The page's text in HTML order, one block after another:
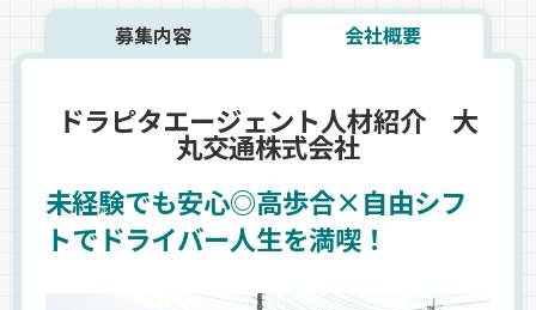
募集内容 会社概要
ドラピタエージェント人材紹介 大
丸交通株式会社
未経験でも安心◎高歩合×自由シフ
トでドライバー人生を満喫！